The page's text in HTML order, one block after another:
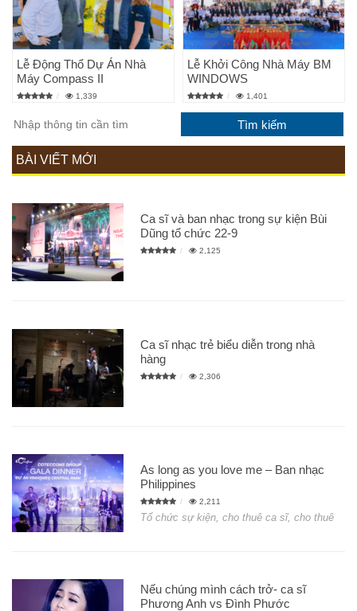
Lễ Động Thổ Dự Án Nhà
Máy Compass II
1,339
Lễ Khởi Công Nhà Máy BM
WINDOWS
1,401
BÀI VIẾT MỚI
Ca sĩ và ban nhạc trong sự kiện Bùi
Dũng tổ chức 22-9
2,125
Ca sĩ nhạc trẻ biểu diễn trong nhà
hàng
2,306
As long as you love me – Ban nhạc
Philippines
2,211
Tổ chức sự kiện, cho thuê ca sĩ, cho thuê
Nếu chúng mình cách trở- ca sĩ
Phương Anh vs Đình Phước